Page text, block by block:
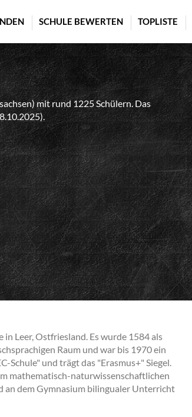
SCHULE BEWERTEN TOPLISTE
mit rund 1225 Schülern. Das
Leer, Ostfriesland. Es wurde 1584 als
Raum und war bis 1970 ein
Schule" und trägt das "Erasmus+" Siegel.
mathematisch-naturwissenschaftlichen
an dem Gymnasium bilingualer Unterricht